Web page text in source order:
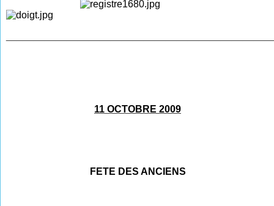
11 OCTOBRE 2009
FETE DES ANCIENS